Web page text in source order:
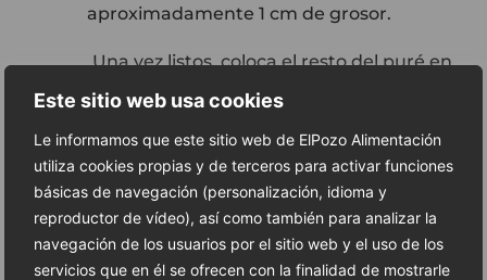
Este sitio web usa cookies
Le informamos que este sitio web de ElPozo Alimentación
utiliza cookies propias y de terceros para activar funciones
básicas de navegación (personalización, idioma y
reproductor de vídeo), así como también para analizar la
navegación de los usuarios por el sitio web y el uso de los
servicios que en él se ofrecen con la finalidad de mostrarle
aproximadamente 1 cm de grosor.
12
Una vez listos, coloca el resto del puré en
una
manga pastelera
ancha y rizada. Comienza a formar los
bordes de los nidos alrededor de cada
círculo, aplicando el puré en espiral hacia
arriba hasta lograr un pequeño borde de
unos 2-3 cm de altura. Estos bordes
mantendrán el relleno en su lugar.